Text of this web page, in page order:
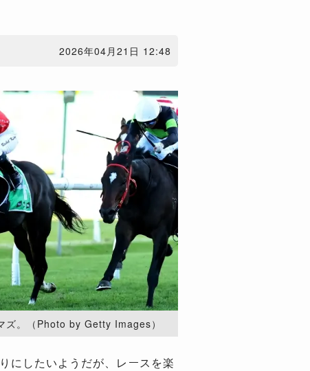
2026年04月21日 12:48
ズ。（Photo by Getty Images）
にしたいようだが、レースを楽